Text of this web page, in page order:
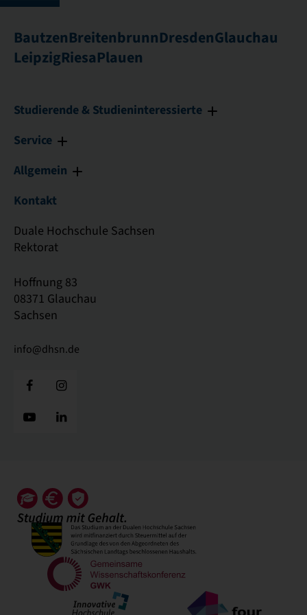
BautzenBreitenbrunnDresdenGlauchau
LeipzigRiesaPlauen
Studierende & Studieninteressierte
Service
Allgemein
Kontakt
Duale Hochschule Sachsen
Rektorat
Hoffnung 83
08371 Glauchau
Sachsen
info@dhsn.de